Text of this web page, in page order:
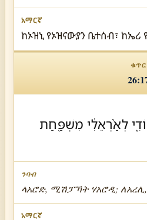
ከኦዝኒ የኦዝናውያን ቤተሰብ፣
לְאַ֨רְאֵלִ֔י מִשְׁפַּ֖חַת
ላአሮድ, ሚሽፓኻት ሃአሮዲ;